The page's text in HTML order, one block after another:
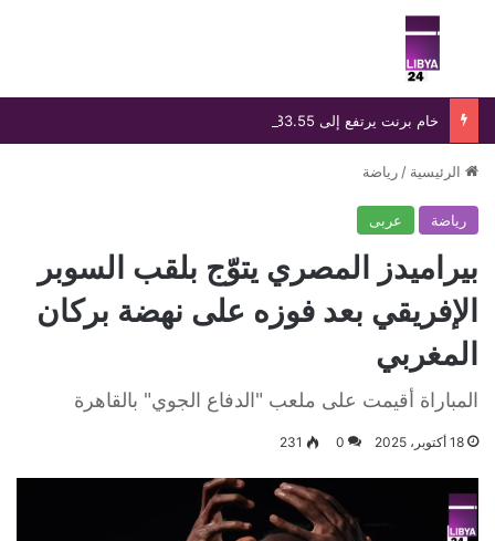
بحث عن
خام برنت يرتفع إلى 83.55 دولارًا رغم خسارة أسبوعية تتجاوز 8%
الرئيسية / رياضة
رياضة عربى
بيراميدز المصري يتوّج بلقب السوبر
الإفريقي بعد فوزه على نهضة بركان
المغربي
المباراة أقيمت على ملعب "الدفاع الجوي" بالقاهرة
18 أكتوبر، 2025 0
231